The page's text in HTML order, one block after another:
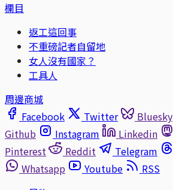
欄目
返工這回事
不重磅記者自留地
女人沒有國家？
工具人
周邊商城
Facebook
Twitter Bluesky
Github
Instagram Linkedin
Pinterest
Reddit Telegram
Whatsapp
Youtube
RSS